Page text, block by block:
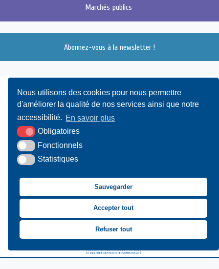
Nous utilisons des cookies pour nous permettre
d'améliorer la qualité de nos services ainsi que notre
accessibilité. En savoir plus
Obligatoires
Fonctionnels
Statistiques
Sauvegarder
Accepter tout
Refuser tout
Marchés publics
Abonnez-vous à la newsletter !
UAMC- 4, Bis Avenue du Canada - 14000 CAEN
Suivez-nous sur Facebook
Suivez-nous sur X
Suivez-nous sur LinkedIn
Suivez-nous sur